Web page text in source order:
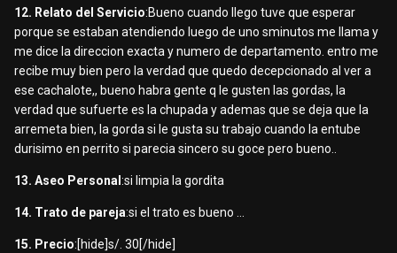
12. Relato del Servicio:Bueno cuando llego tuve que esperar
porque se estaban atendiendo luego de uno sminutos me llama y
me dice la direccion exacta y numero de departamento. entro me
recibe muy bien pero la verdad que quedo decepcionado al ver a
ese cachalote,, bueno habra gente q le gusten las gordas, la
verdad que sufuerte es la chupada y ademas que se deja que la
arremeta bien, la gorda si le gusta su trabajo cuando la entube
durisimo en perrito si parecia sincero su goce pero bueno..
13. Aseo Personal :si limpia la gordita
14. Trato de pareja:si el trato es bueno ...
15. Precio:[hide]s/. 30[/hide]